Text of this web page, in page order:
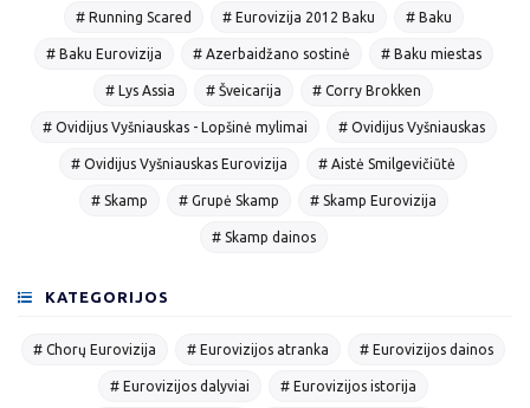
# Running Scared # Eurovizija 2012 Baku # Baku
# Baku Eurovizija # Azerbaidžano sostinė # Baku miestas
# Lys Assia # Šveicarija # Corry Brokken
# Ovidijus Vyšniauskas - Lopšinė mylimai # Ovidijus Vyšniauskas
# Ovidijus Vyšniauskas Eurovizija # Aistė Smilgevičiūtė
# Skamp # Grupė Skamp # Skamp Eurovizija
# Skamp dainos
KATEGORIJOS
# Chorų Eurovizija # Eurovizijos atranka # Eurovizijos dainos
# Eurovizijos dalyviai # Eurovizijos istorija